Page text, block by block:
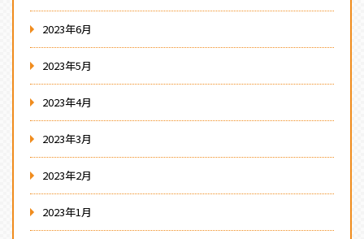
2023年6月
2023年5月
2023年4月
2023年3月
2023年2月
2023年1月